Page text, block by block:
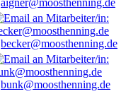
aigner@moosthenning.de
becker@moosthenning.de
bunk@moosthenning.de